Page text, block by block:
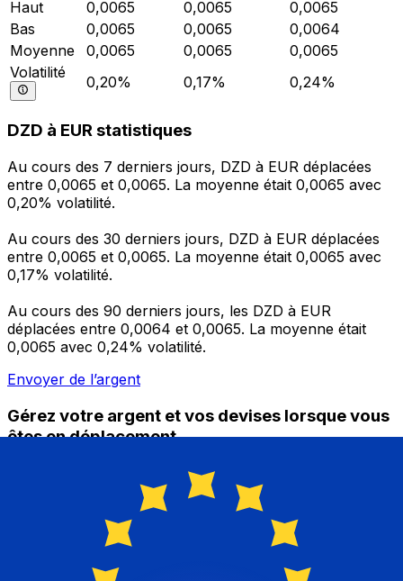
Haut
0,0065 0,0065
0,0065
Bas
0,0065 0,0065
0,0064
Moyenne
0,0065 0,0065
0,0065
Volatilité
0,20% 0,17% 0,24%
DZD à EUR statistiques
Au cours des 7 derniers jours, DZD à EUR déplacées
entre 0,0065 et 0,0065. La moyenne était 0,0065 avec
0,20% volatilité.
Au cours des 30 derniers jours, DZD à EUR déplacées
entre 0,0065 et 0,0065. La moyenne était 0,0065 avec
0,17% volatilité.
Au cours des 90 derniers jours, les DZD à EUR
déplacées entre 0,0064 et 0,0065. La moyenne était
0,0065 avec 0,24% volatilité.
Envoyer de l’argent
Gérez votre argent et vos devises lorsque vous
êtes en déplacement
L'application Xe réunit toutes les fonctionnalités
nécessaires pour vos transferts d'argent internationaux
et la gestion de vos devises. Convertissez des devises,
programmez des alertes de taux et transférez de
l'argent à l'étranger sans frais cachés. Téléchargez